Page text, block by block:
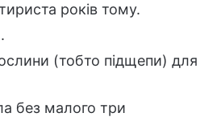
років тому.
(тобто підщепи) для
без малого три